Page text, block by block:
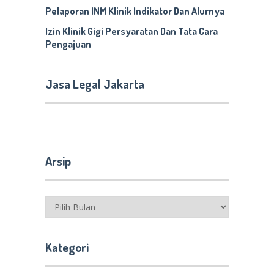
Pelaporan INM Klinik Indikator Dan Alurnya
Izin Klinik Gigi Persyaratan Dan Tata Cara
Pengajuan
Jasa Legal Jakarta
Arsip
Arsip
Kategori